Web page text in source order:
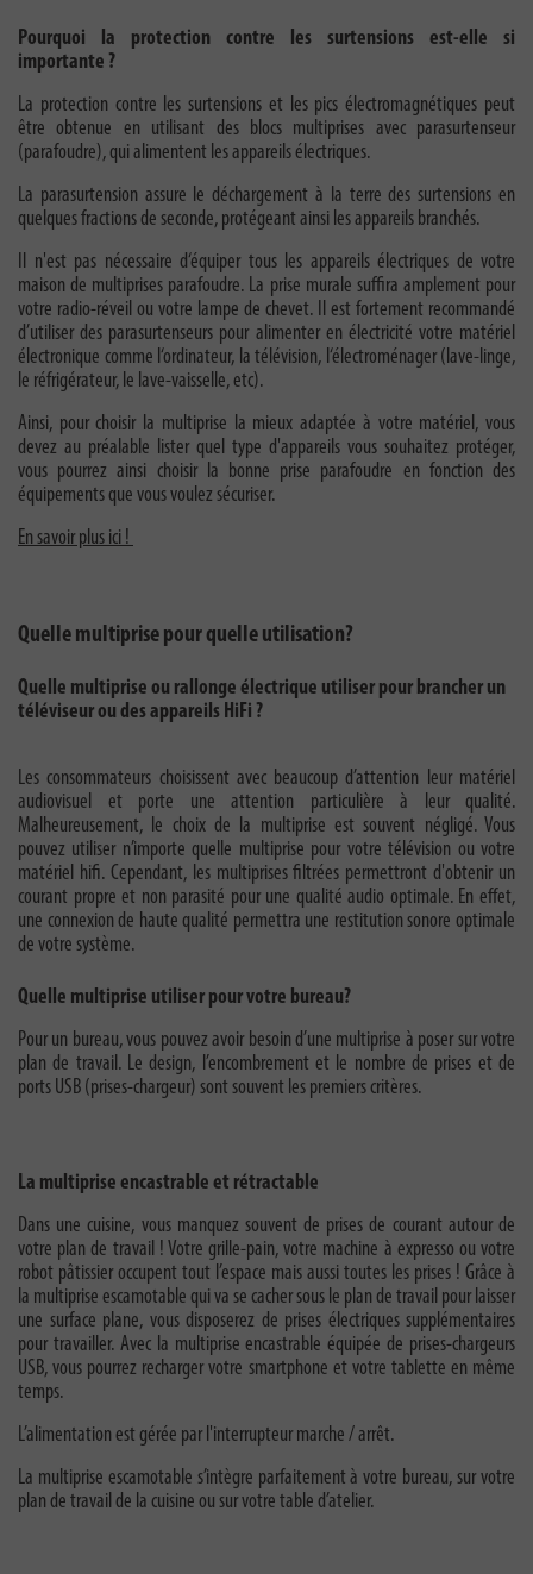
Pourquoi la protection contre les surtensions est-elle si
importante ?
La protection contre les surtensions et les pics électromagnétiques peut
être obtenue en utilisant des blocs multiprises avec parasurtenseur
(parafoudre), qui alimentent les appareils électriques.
La parasurtension assure le déchargement à la terre des surtensions en
quelques fractions de seconde, protégeant ainsi les appareils branchés.
Il n'est pas nécessaire d‘équiper tous les appareils électriques de votre
maison de multiprises parafoudre. La prise murale suffira amplement pour
votre radio-réveil ou votre lampe de chevet. Il est fortement recommandé
d’utiliser des parasurtenseurs pour alimenter en électricité votre matériel
électronique comme l‘ordinateur, la télévision, l‘électroménager (lave-linge,
le réfrigérateur, le lave-vaisselle, etc).
Ainsi, pour choisir la multiprise la mieux adaptée à votre matériel, vous
devez au préalable lister quel type d'appareils vous souhaitez protéger,
vous pourrez ainsi choisir la bonne prise parafoudre en fonction des
équipements que vous voulez sécuriser.
En savoir plus ici !
Quelle multiprise pour quelle utilisation?
Quelle multiprise ou rallonge électrique utiliser pour brancher un
téléviseur ou des appareils HiFi ?
Les consommateurs choisissent avec beaucoup d’attention leur matériel
audiovisuel et porte une attention particulière à leur qualité.
Malheureusement, le choix de la multiprise est souvent négligé. Vous
pouvez utiliser n’importe quelle multiprise pour votre télévision ou votre
matériel hifi. Cependant, les multiprises filtrées permettront d'obtenir un
courant propre et non parasité pour une qualité audio optimale. En effet,
une connexion de haute qualité permettra une restitution sonore optimale
de votre système.
Quelle multiprise utiliser pour votre bureau?
Pour un bureau, vous pouvez avoir besoin d’une multiprise à poser sur votre
plan de travail. Le design, l’encombrement et le nombre de prises et de
ports USB (prises-chargeur) sont souvent les premiers critères.
La multiprise encastrable et rétractable
Dans une cuisine, vous manquez souvent de prises de courant autour de
votre plan de travail ! Votre grille-pain, votre machine à expresso ou votre
robot pâtissier occupent tout l’espace mais aussi toutes les prises ! Grâce à
la multiprise escamotable qui va se cacher sous le plan de travail pour laisser
une surface plane, vous disposerez de prises électriques supplémentaires
pour travailler. Avec la multiprise encastrable équipée de prises-chargeurs
USB, vous pourrez recharger votre smartphone et votre tablette en même
temps.
L’alimentation est gérée par l'interrupteur marche / arrêt.
La multiprise escamotable s’intègre parfaitement à votre bureau, sur votre
plan de travail de la cuisine ou sur votre table d’atelier.